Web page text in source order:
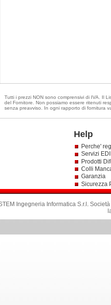
Tutti i prezzi NON sono comprensivi di IVA. Il
del Fornitore. Non possiamo essere ritenuti
senza preavviso. In ogni rapporto di fornitura
Help
Perche'
Servizi
Prodotti
Colli
Garanzia
Sicurezza
Ingegneria Informatica S.r.l .